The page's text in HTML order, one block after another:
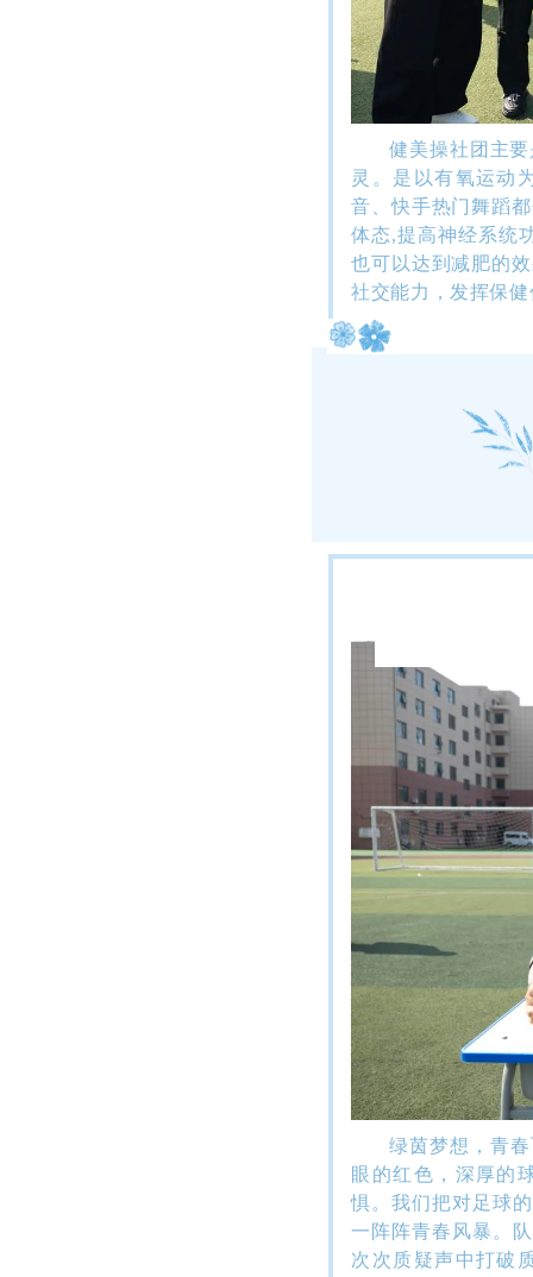
健美操社团主
灵。 是以有氧运动
音、快手热门舞蹈
体态,提高神经系统
也可以达到减肥的
社交能力，发挥保
绿茵梦想，青
眼的红色，深厚的
惧。我们把对足球
一阵阵青春风暴。
次次质疑声中打破